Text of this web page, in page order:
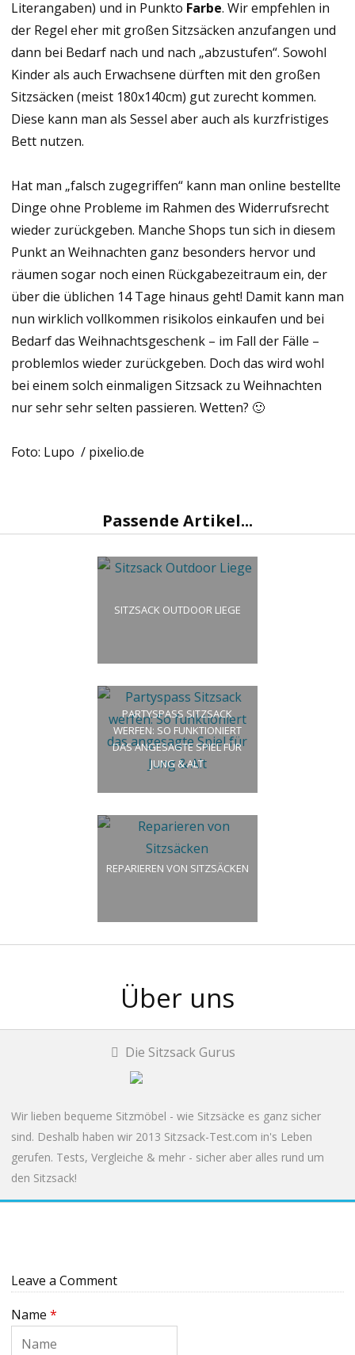
Literangaben) und in Punkto Farbe. Wir empfehlen in
der Regel eher mit großen Sitzsäcken anzufangen und
dann bei Bedarf nach und nach „abzustufen“. Sowohl
Kinder als auch Erwachsene dürften mit den großen
Sitzsäcken (meist 180x140cm) gut zurecht kommen.
Diese kann man als Sessel aber auch als kurzfristiges
Bett nutzen.
Hat man „falsch zugegriffen“ kann man online bestellte
Dinge ohne Probleme im Rahmen des Widerrufsrecht
wieder zurückgeben. Manche Shops tun sich in diesem
Punkt an Weihnachten ganz besonders hervor und
räumen sogar noch einen Rückgabezeitraum ein, der
über die üblichen 14 Tage hinaus geht! Damit kann man
nun wirklich vollkommen risikolos einkaufen und bei
Bedarf das Weihnachtsgeschenk – im Fall der Fälle –
problemlos wieder zurückgeben. Doch das wird wohl
bei einem solch einmaligen Sitzsack zu Weihnachten
nur sehr sehr selten passieren. Wetten? 🙂
Foto: Lupo / pixelio.de
Passende Artikel...
SITZSACK OUTDOOR LIEGE
PARTYSPASS SITZSACK
WERFEN: SO FUNKTIONIERT
DAS ANGESAGTE SPIEL FÜR
JUNG & ALT
REPARIEREN VON SITZSÄCKEN
Über uns
Die Sitzsack Gurus
Wir lieben bequeme Sitzmöbel - wie Sitzsäcke es ganz sicher
sind. Deshalb haben wir 2013 Sitzsack-Test.com in's Leben
gerufen. Tests, Vergleiche & mehr - sicher aber alles rund um
den Sitzsack!
Leave a Comment
Name *